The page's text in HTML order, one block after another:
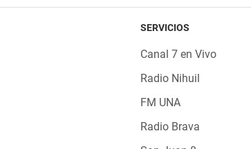
SERVICIOS
Canal 7 en Vivo
Radio Nihuil
FM UNA
Radio Brava